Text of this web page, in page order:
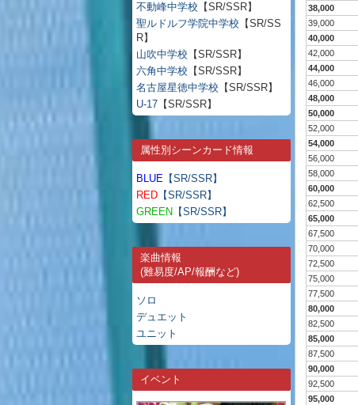
不動峰中学校 【SR/SSR】
聖ルドルフ学院中学校 【SR/SS
R】
山吹中学校 【SR/SSR】
六角中学校 【SR/SSR】
名古屋星徳中学校 【SR/SSR】
U-17 【SR/SSR】
属性別シーンカード情報
BLUE 【SR/SSR】
RED 【SR/SSR】
GREEN 【SR/SSR】
楽曲情報
(難易度/AP/報酬など)
ソロ
デュエット
ユニット
イベント
38,000
39,000
40,000
42,000
44,000
46,000
48,000
50,000
52,000
54,000
56,000
58,000
60,000
62,500
65,000
67,500
70,000
72,500
75,000
77,500
80,000
82,500
85,000
87,500
90,000
92,500
95,000